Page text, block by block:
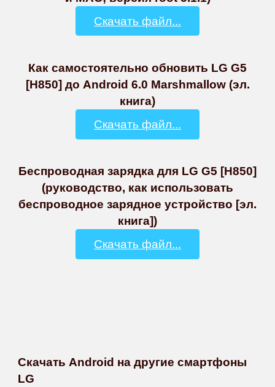
Скачать файл...
Как самостоятельно обновить LG G5
[H850] до Android 6.0 Marshmallow (эл.
книга)
Скачать файл...
Беспроводная зарядка для LG G5 [H850]
(руководство, как использовать
беспроводное зарядное устройство [эл.
книга])
Скачать файл...
Скачать Android на другие смартфоны
LG